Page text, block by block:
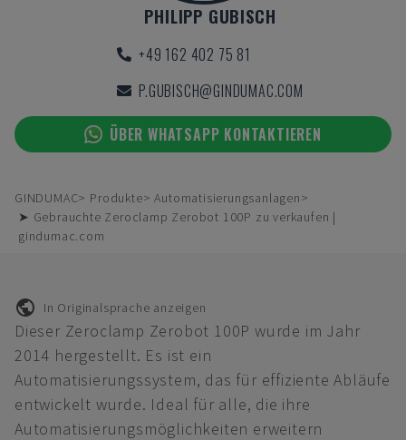
PHILIPP GUBISCH
+49 162 402 75 81
P.GUBISCH@GINDUMAC.COM
ÜBER WHATSAPP KONTAKTIEREN
GINDUMAC Produkte
Automatisierungsanlagen
➤ Gebrauchte Zeroclamp Zerobot 100P zu verkaufen |
gindumac.com
In Originalsprache anzeigen
Dieser Zeroclamp Zerobot 100P wurde im Jahr
2014 hergestellt. Es ist ein
Automatisierungssystem, das für effiziente Abläufe
entwickelt wurde. Ideal für alle, die ihre
Automatisierungsmöglichkeiten erweitern